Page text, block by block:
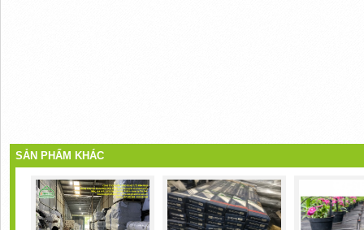
SẢN PHẨM KHÁC